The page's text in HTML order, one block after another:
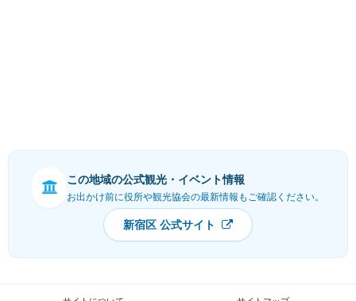
この地域の公式観光・イベント情報
お出かけ前に役所や観光協会の最新情報もご確認ください。
新宿区 公式サイト